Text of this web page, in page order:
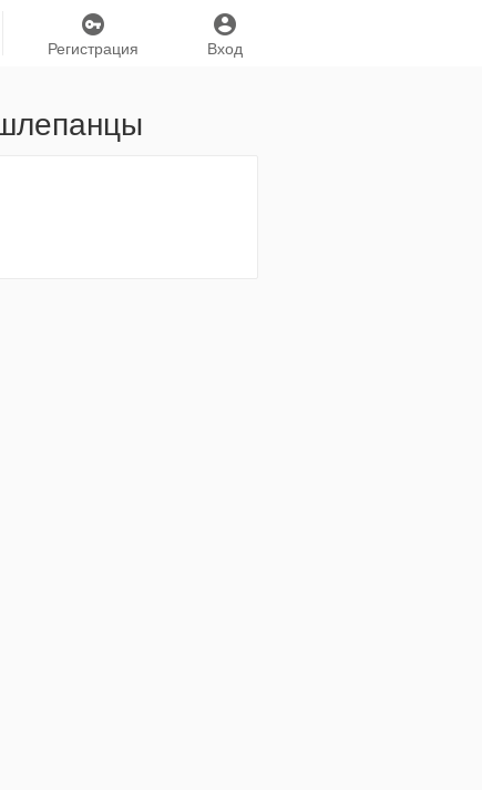
Вход
Регистрация